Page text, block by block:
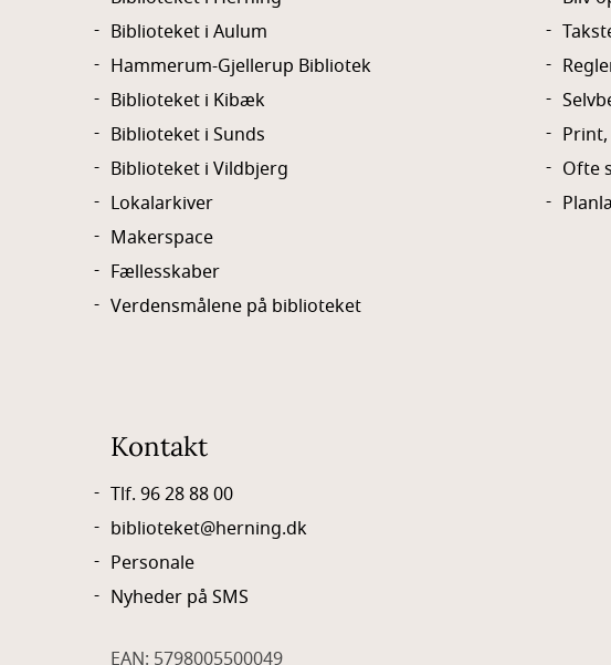
Biblioteket i Aulum
Hammerum-Gjellerup Bibliotek
Biblioteket i Kibæk
Biblioteket i Sunds
Biblioteket i Vildbjerg
Lokalarkiver
Makerspace
Fællesskaber
Verdensmålene på biblioteket
Ofte
Kontakt
Tlf. 96 28 88 00
biblioteket@herning.dk
Personale
Nyheder på SMS
EAN: 5798005500049